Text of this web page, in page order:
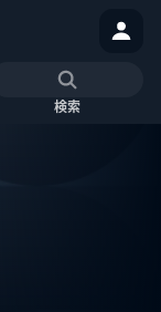
検索